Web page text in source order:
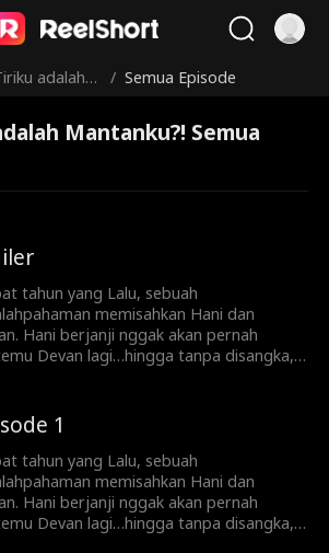
adalah
/ Semua Episode
Mantanku?! Semua
tahun yang Lalu, sebuah
memisahkan Hani dan
Hani berjanji nggak akan pernah
Devan lagi…hingga tanpa disangka,
berdua nggak tahu itu!
1
tahun yang Lalu, sebuah
memisahkan Hani dan
Hani berjanji nggak akan pernah
Devan lagi…hingga tanpa disangka,